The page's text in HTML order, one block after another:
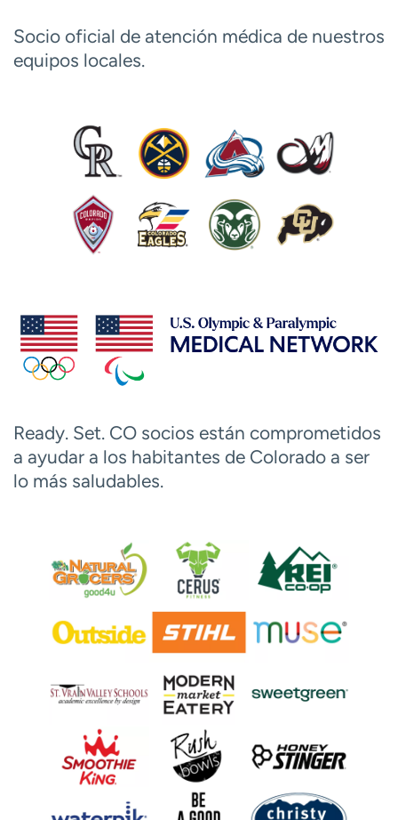
Socio oficial de atención médica de nuestros
equipos locales.
Ready. Set. CO socios están comprometidos
a ayudar a los habitantes de Colorado a ser
lo más saludables.